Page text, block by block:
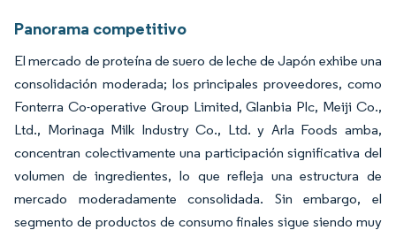
Panorama competitivo
El mercado de proteína de suero de leche de Japón exhibe una
consolidación moderada; los principales proveedores, como
Fonterra Co-operative Group Limited, Glanbia Plc, Meiji Co.,
Ltd., Morinaga Milk Industry Co., Ltd. y Arla Foods amba,
concentran colectivamente una participación significativa del
volumen de ingredientes, lo que refleja una estructura de
mercado moderadamente consolidada. Sin embargo, el
segmento de productos de consumo finales sigue siendo muy